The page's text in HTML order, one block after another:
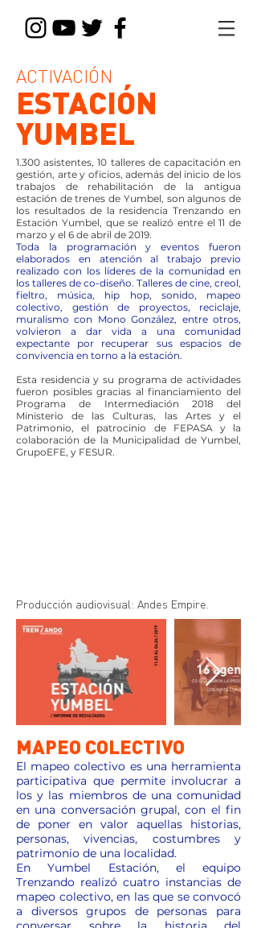
ACTIVACIÓN
ESTACIÓN
YUMBEL
1.300 asistentes, 10 talleres de capacitación en
gestión, arte y oficios, además del inicio de los
trabajos de rehabilitación de la antigua
estación de trenes de Yumbel, son algunos de
los resultados de la residencia Trenzando en
Estación Yumbel, que se realizó entre el 11 de
marzo y el 6 de abril de 2019.
Toda la programación y eventos fueron
elaborados en atención al trabajo previo
realizado con los líderes de la comunidad en
los talleres de co-diseño. Talleres de cine, creol,
fieltro, música, hip hop, sonido, mapeo
colectivo, gestión de proyectos, reciclaje,
muralismo con Mono González, entre otros,
volvieron a dar vida a una comunidad
expectante por recuperar sus espacios de
convivencia en torno a la estación.
Esta residencia y su programa de actividades
fueron posibles gracias al financiamiento del
Programa de Intermediación 2018 del
Ministerio de las Culturas, las Artes y el
Patrimonio, el patrocinio de FEPASAy la
colaboración de la Municipalidad de Yumbel,
GrupoEFE, y FESUR.
Producción audiovisual: Andes Empire.
MAPEO COLECTIVO
El mapeo colectivo es una herramienta
participativa que permite involucrar a
los y las miembros de una comunidad
en una conversación grupal, con el fin
de poner en valor aquellas historias,
personas, vivencias, costumbres y
patrimonio de una localidad.
En Yumbel Estación, el equipo
Trenzando realizó cuatro instancias de
mapeo colectivo, en las que se convocó
a diversos grupos de personas para